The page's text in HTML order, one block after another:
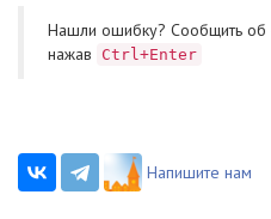
Нашли ошибку? Cообщить
нажав
Ctrl+Enter
Напишите нам